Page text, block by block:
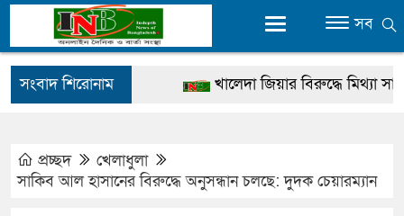
সব
সংবাদ শিরোনাম
খালেদা জিয়ার বিরুদ্ধে মিথ্যা
দেশটা আমাদের সবার, পরিবেশও
প্রচ্ছদ
খেলাধুলা
সাকিব আল হাসানের বিরুদ্ধে অনুসন্ধান চলছে: দুদক চেয়ারম্যান